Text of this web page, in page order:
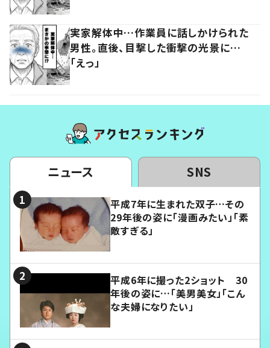
実家解体中…作業員に話しかけられた
男性。直後、目撃した衝撃の光景に…
「えっ」
ニュース SNS
平成7年に生まれた双子…その
29年後の姿に「漫画みたい」「素
敵すぎる」
平成6年に撮った2ショット 30
年後の姿に…「美男美女」「こん
な夫婦になりたい」